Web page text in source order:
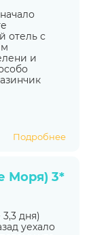
отель с
и
Подробнее
Моря) 3*
дня)
уехало